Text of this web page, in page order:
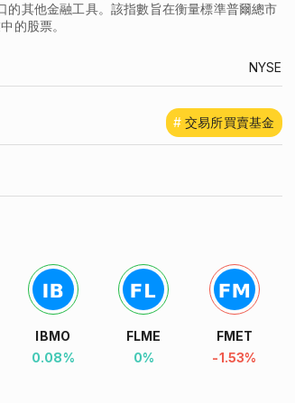
的其他金融工具。該指數旨在衡量標準普爾總市
的股票。
NYSE
# 交易所買賣基金
IBMO
0.08%
FLME
0%
FMET
-1.53%